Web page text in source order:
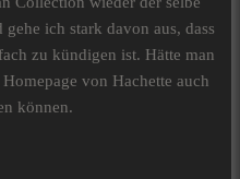
ich stark davon aus, dass
zu kündigen ist. Hätte man
von Hachette auch
können.